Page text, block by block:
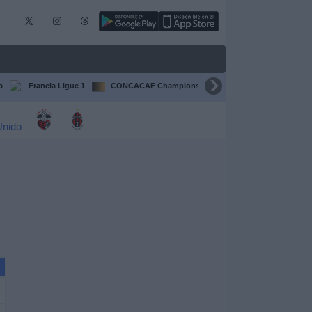
Francia Ligue 1 CONCACAF Champions Cup